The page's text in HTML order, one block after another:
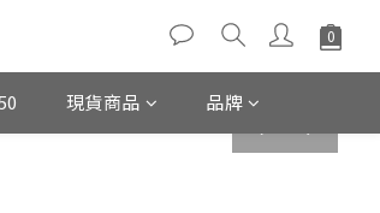
現貨商品 品牌